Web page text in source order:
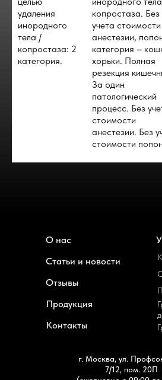
удаления
инородного
тела /
копростаза: 2
категория.
копростаза. Без
учета стоимости
анестезии,
категория –
хорьки. Полная
резекция
За один
патологический
процесс. Без
стоимости
анестезии. Без
стоимости
О нас
Статьи и новости
Отзывы
Продукция
Контакты
г. Москва, ул.
7/12, пом. 20П